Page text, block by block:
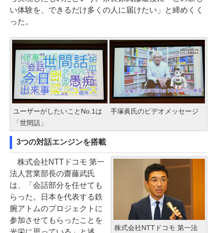
い体験を、できるだけ多くの人に届けたい」と締めくく
った。
ユーザーがしたいことNo.1は
「世間話」
手塚眞氏のビデオメッセージ
3つの対話エンジンを搭載
株式会社NTTドコモ 第一法
株式会社NTTドコモ 第一
法人営業部長の齋藤武氏
は、「会話部分を任せても
らった。日本を代表する鉄
腕アトムのプロジェクトに
参加させてもらったことを